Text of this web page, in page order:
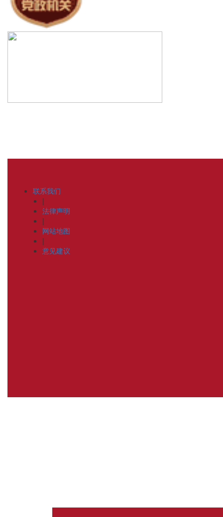
联系我们
|
法律声明
|
网站地图
|
意见建议